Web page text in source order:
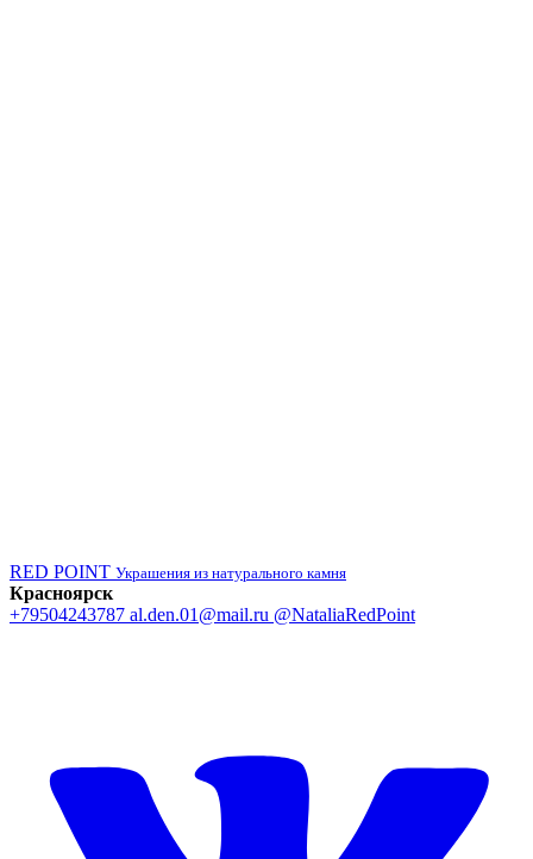
RED POINT Украшения из натурального камня
Красноярск
+79504243787 al.den.01@mail.ru @NataliaRedPoint